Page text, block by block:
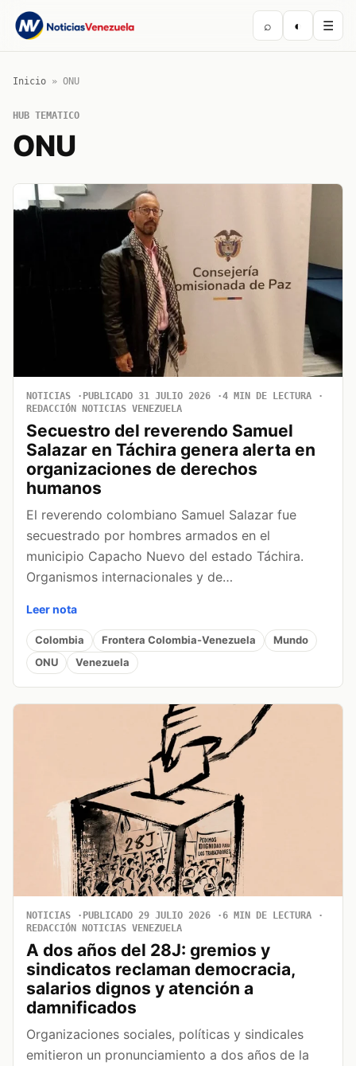
⌕ ◐ ☰
Inicio » ONU
HUB TEMATICO
ONU
NOTICIAS PUBLICADO 31 JULIO 2026
4 MIN DE LECTURA
REDACCIÓN NOTICIAS VENEZUELA
Secuestro del reverendo Samuel
Salazar en Táchira genera alerta en
organizaciones de derechos
humanos
El reverendo colombiano Samuel Salazar fue
secuestrado por hombres armados en el
municipio Capacho Nuevo del estado Táchira.
Organismos internacionales y de…
Leer nota
Colombia Frontera Colombia-Venezuela
Mundo
ONU
Venezuela
NOTICIAS PUBLICADO 29 JULIO 2026
6 MIN DE LECTURA
REDACCIÓN NOTICIAS VENEZUELA
A dos años del 28J: gremios y
sindicatos reclaman democracia,
salarios dignos y atención a
damnificados
Organizaciones sociales, políticas y sindicales
emitieron un pronunciamiento a dos años de la